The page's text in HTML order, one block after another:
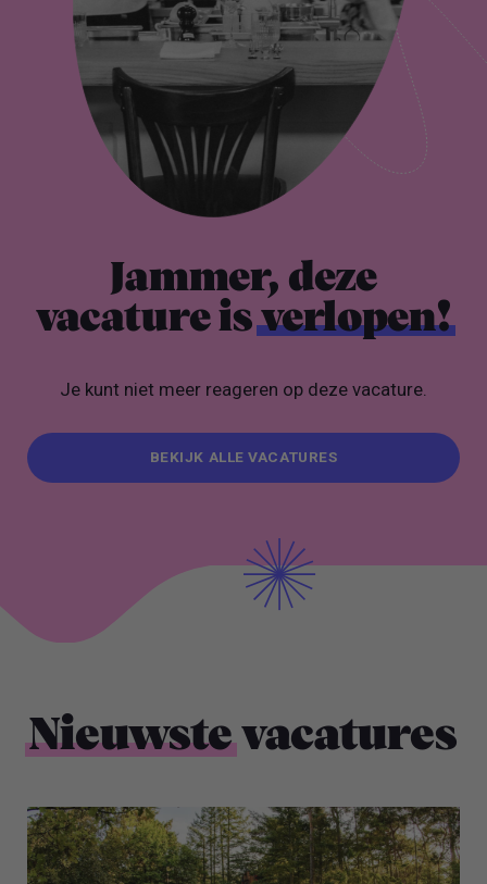
Jammer, deze
vacature isverlopen!
Je kunt niet meer reageren op deze vacature.
BEKIJK ALLE VACATURES
Nieuwstevacatures